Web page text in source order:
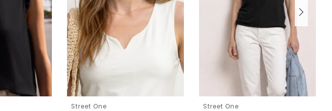
Street One Street One